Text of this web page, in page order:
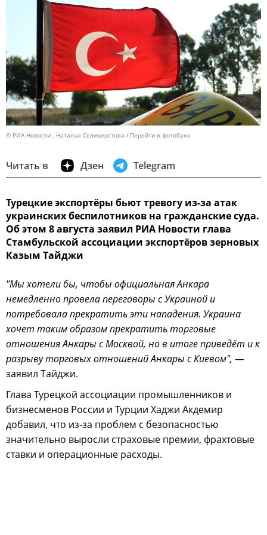
© РИА Новости . Наталья Селиверстова Перейти в фотобанк
Читать в Дзен Telegram
Турецкие экспортёры бьют тревогу из-за атак
украинских беспилотников на гражданские суда.
Об этом 8 августа заявил РИА Новости глава
Стамбульской ассоциации экспортёров зерновых
Казым Тайджи
"Мы хотели бы, чтобы официальная Анкара
немедленно провела переговоры с Украиной и
потребовала прекратить эти нападения. Украина
хочет таким образом прекратить торговые
отношения Анкары с Москвой, но в итоге приведёт и к
разрыву торговых отношений Анкары с Киевом", —
заявил Тайджи.
Глава Турецкой ассоциации промышленников и
бизнесменов России и Турции Хаджи Акдемир
добавил, что из-за проблем с безопасностью
значительно выросли страховые премии, фрахтовые
ставки и операционные расходы.